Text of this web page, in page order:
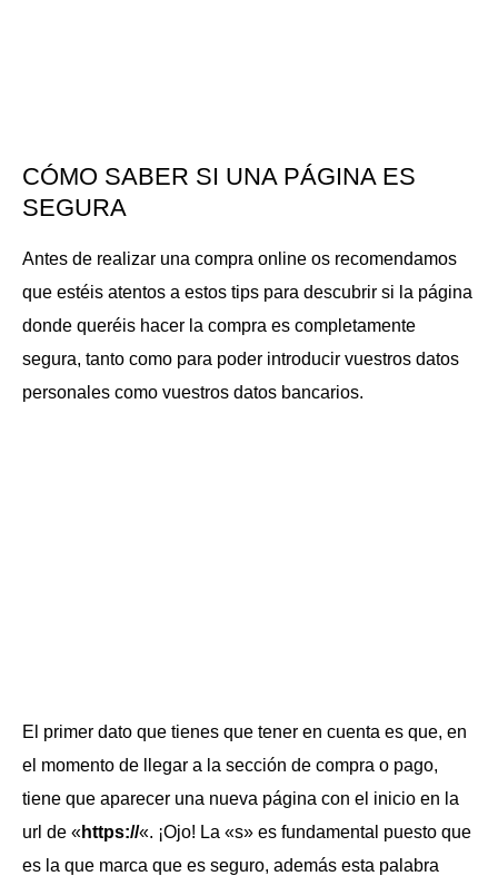
CÓMO SABER SI UNA PÁGINA ES
SEGURA
Antes de realizar una compra online os recomendamos
que estéis atentos a estos tips para descubrir si la página
donde queréis hacer la compra es completamente
segura, tanto como para poder introducir vuestros datos
personales como vuestros datos bancarios.
El primer dato que tienes que tener en cuenta es que, en
el momento de llegar a la sección de compra o pago,
tiene que aparecer una nueva página con el inicio en la
url de «https://«. ¡Ojo! La «s» es fundamental puesto que
es la que marca que es seguro, además esta palabra